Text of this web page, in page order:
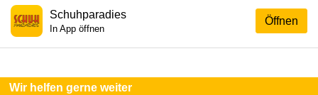
Öffnen
Schuhparadies
In App öffnen
Wir helfen gerne weiter